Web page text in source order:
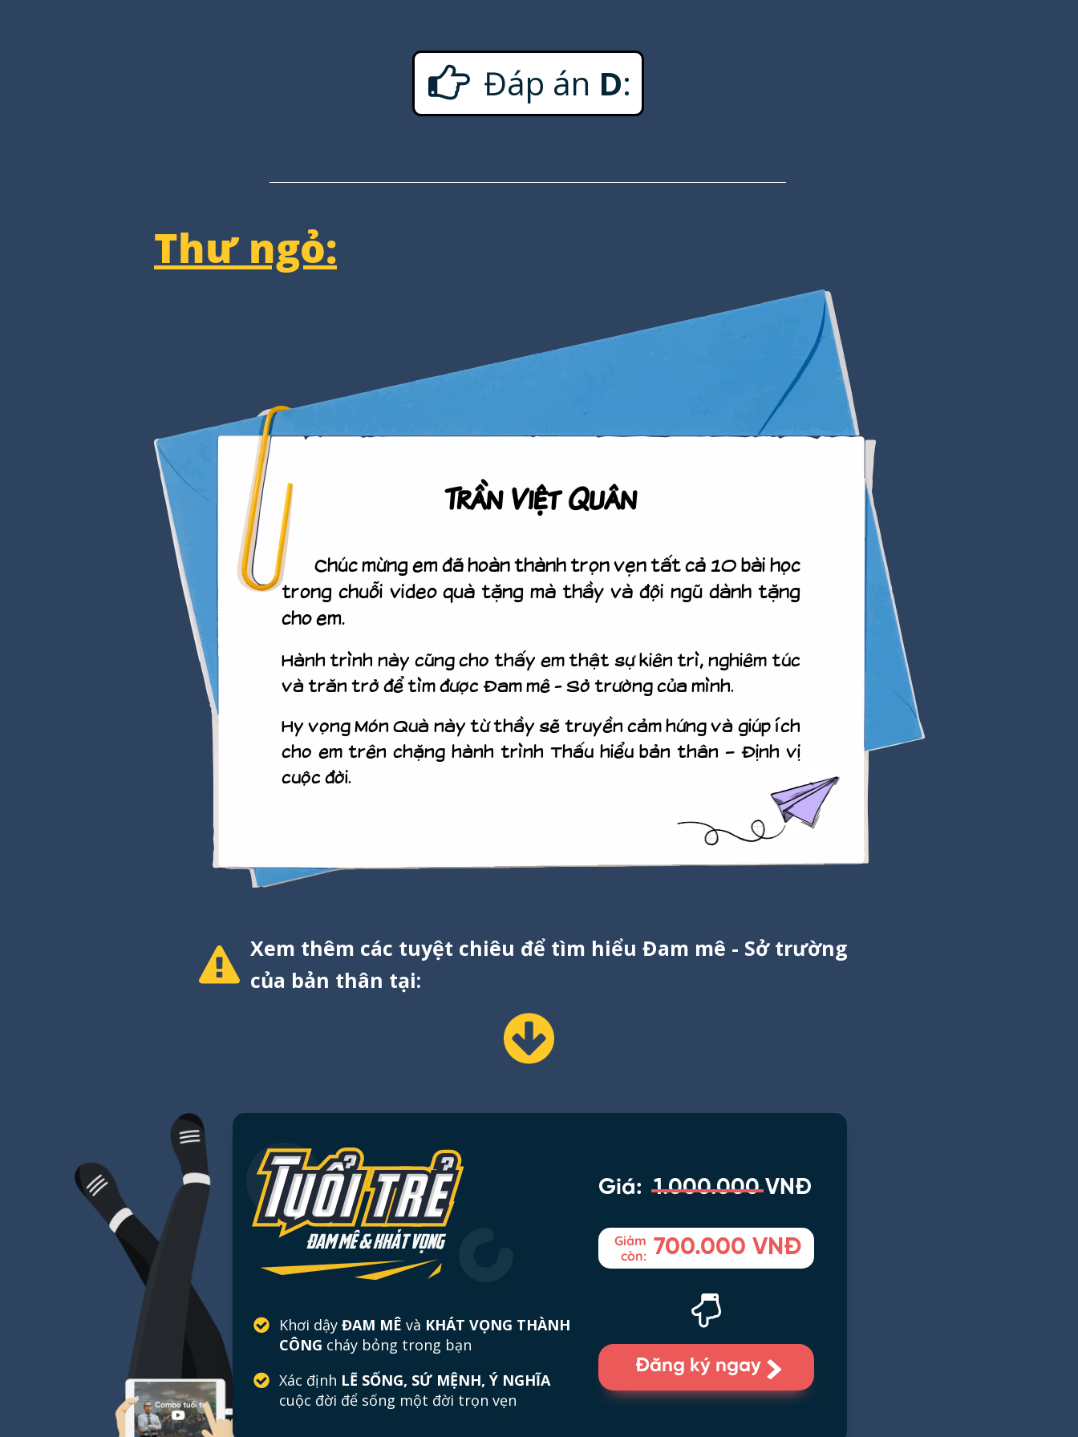
Khơi dậy ĐAM MÊ và KHÁT VỌNG THÀNH
CÔNG cháy bỏng trong bạn
Xác định LẼ SỐNG, SỨ MỆNH, Ý NGHĨA
cuộc đời để sống một đời trọn vẹn
Giảm
còn: 700.000 VNĐ
Giá: 1.000.000 VNĐ
Đăng ký ngay
Thư ngỏ:
Trần Việt Quân
Chúc mừng em đã hoàn thành trọn vẹn tất cả 10 bài học
trong chuỗi video quà tặng mà thầy và đội ngũ dành tặng
cho em.
Hành trình này cũng cho thấy em thật sự kiên trì, nghiêm túc
và trăn trở để tìm được Đam mê - Sở trường của mình.
Hy vọng Món Quà này từ thầy sẽ truyền cảm hứng và giúp ích
cho em trên chặng hành trình Thấu hiểu bản thân – Định vị
cuộc đời.
Đáp án D:
Xem thêm các tuyệt chiêu để tìm hiểu Đam mê - Sở trường
của bản thân tại: